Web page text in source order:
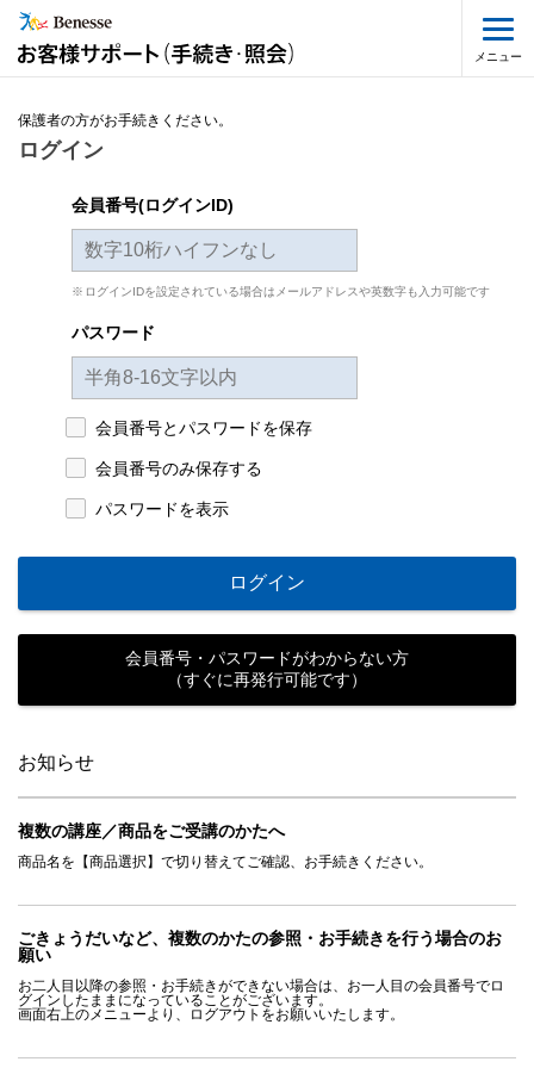
メニュー
保護者の方がお手続きください。
ログイン
会員番号(ログインID)
ログインIDを設定されている場合はメールアドレスや英数字も入力可能です
パスワード
会員番号とパスワードを保存
会員番号のみ保存する
パスワードを表示
ログイン
会員番号・パスワードがわからない方
（すぐに再発行可能です）
お知らせ
複数の講座／商品をご受講のかたへ
商品名を【商品選択】で切り替えてご確認、お手続きください。
ごきょうだいなど、複数のかたの参照・お手続きを行う場合のお
願い
お二人目以降の参照・お手続きができない場合は、お一人目の会員番号でロ
グインしたままになっていることがございます。
画面右上のメニューより、ログアウトをお願いいたします。